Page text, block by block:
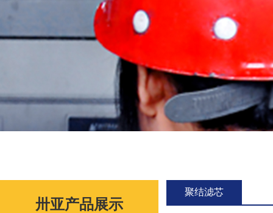
卅亚产品展示
聚结滤芯